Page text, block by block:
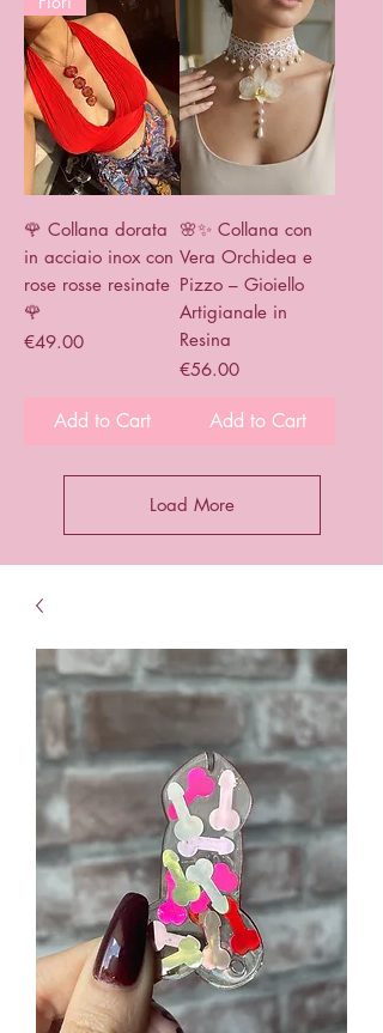
🌹 Collana dorata
in acciaio inox con
rose rosse resinate
🌹
Price
€49.00
Add to Cart
🌸✨ Collana con
Vera Orchidea e
Pizzo – Gioiello
Artigianale in
Resina
Price
€56.00
Add to Cart
Load More